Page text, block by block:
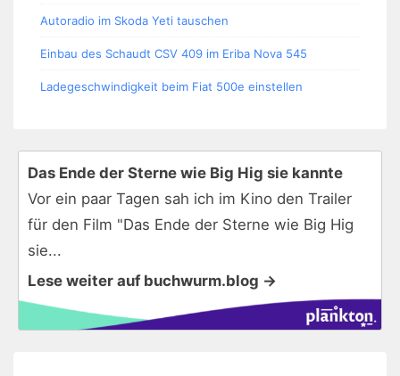
Autoradio im Skoda Yeti tauschen
Einbau des Schaudt CSV 409 im Eriba Nova 545
Ladegeschwindigkeit beim Fiat 500e einstellen
Das Ende der Sterne wie Big Hig sie kannte
Vor ein paar Tagen sah ich im Kino den Trailer
für den Film "Das Ende der Sterne wie Big Hig
sie...
Lese weiter auf buchwurm.blog →